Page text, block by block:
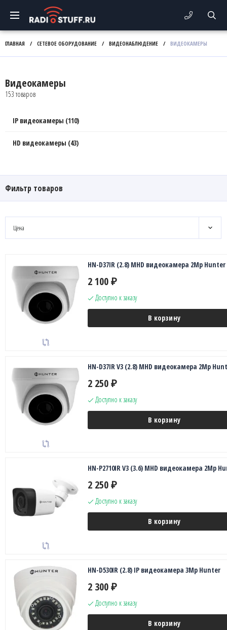
ГЛАВНАЯ / СЕТЕВОЕ ОБОРУДОВАНИЕ / ВИДЕОНАБЛЮДЕНИЕ / ВИДЕОКАМЕРЫ
Видеокамеры
153 товаров
IP видеокамеры (110)
HD видеокамеры (43)
Фильтр товаров
Цена
HN-D37IR (2.8) MHD видеокамера 2Mp Hunter
2 100 ₽
Доступно к заказу
В корзину
HN-D37IR V3 (2.8) MHD видеокамера 2Mp
2 250 ₽
Доступно к заказу
В корзину
HN-P2710IR V3 (3.6) MHD видеокамера 2Mp
2 250 ₽
Доступно к заказу
В корзину
HN-D530IR (2.8) IP видеокамера 3Mp Hunter
2 300 ₽
Доступно к заказу
В корзину